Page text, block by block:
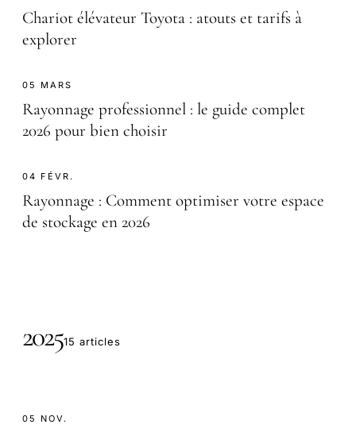
Chariot élévateur Toyota : atouts et tarifs à
explorer
05 MARS
Rayonnage professionnel : le guide complet
2026 pour bien choisir
04 FÉVR.
Rayonnage : Comment optimiser votre espace
de stockage en 2026
202515 articles
05 NOV.